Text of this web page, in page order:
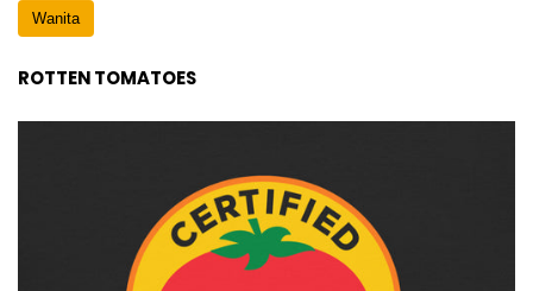
Wanita
ROTTEN TOMATOES